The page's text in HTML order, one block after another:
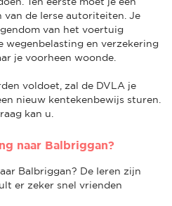
de Ierse autoriteiten. Je
van het voertuig
wegenbelasting en verzekering
je voorheen woonde.
voldoet, zal de DVLA je
nieuw kentekenbewijs sturen.
kan u.
naar Balbriggan?
Balbriggan? De Ieren zijn
er zeker snel vrienden